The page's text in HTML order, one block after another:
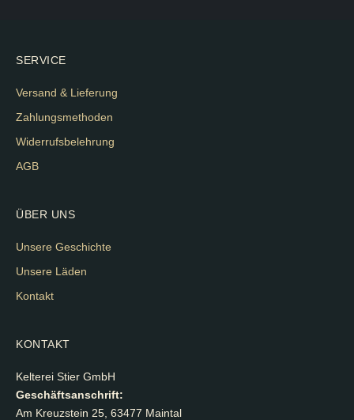
SERVICE
Versand & Lieferung
Zahlungsmethoden
Widerrufsbelehrung
AGB
ÜBER UNS
Unsere Geschichte
Unsere Läden
Kontakt
KONTAKT
Kelterei Stier GmbH
Geschäftsanschrift:
Am Kreuzstein 25, 63477 Maintal